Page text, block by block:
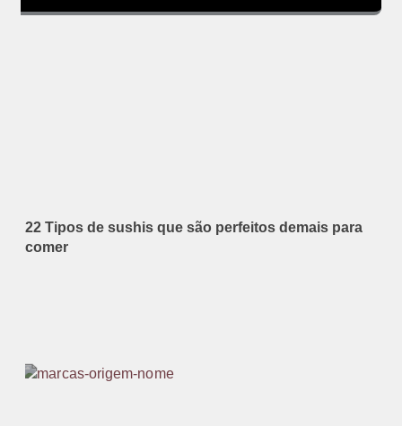
22 Tipos de sushis que são perfeitos demais para
comer